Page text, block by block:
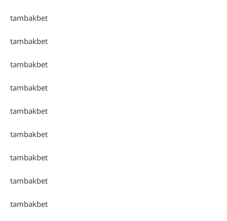
tambakbet
tambakbet
tambakbet
tambakbet
tambakbet
tambakbet
tambakbet
tambakbet
tambakbet